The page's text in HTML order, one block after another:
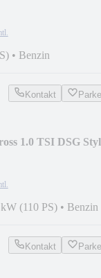
• Benzin
Kontakt
1.0 TSI DSG
(110 PS) • Benzin
Kontakt